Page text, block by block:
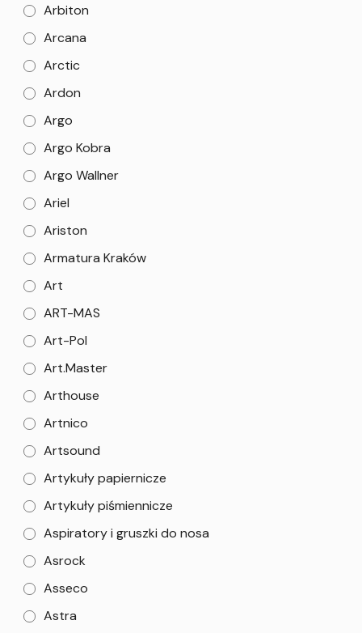
Arbiton
Arcana
Arctic
Ardon
Argo
Argo Kobra
Argo Wallner
Ariel
Ariston
Armatura Kraków
Art
ART-MAS
Art-Pol
Art.Master
Arthouse
Artnico
Artsound
Artykuły papiernicze
Artykuły piśmiennicze
Aspiratory i gruszki do nosa
Asrock
Asseco
Astra